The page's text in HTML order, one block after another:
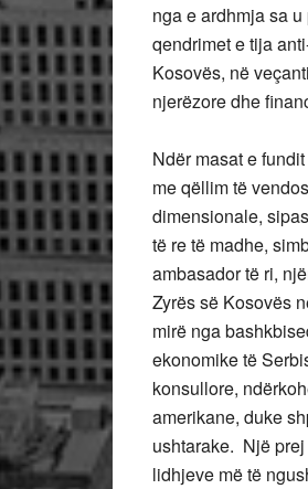
nga e ardhmja sa
qendrimet e tija
Kosovës, në
njerëzore dhe
Ndër masat e
me qëllim të
dimensionale,
të re të madhe,
ambasador të ri,
Zyrës së Kosovës
mirë nga
ekonomike të
konsullore,
amerikane, duke
ushtarake. Një
lidhjeve më të